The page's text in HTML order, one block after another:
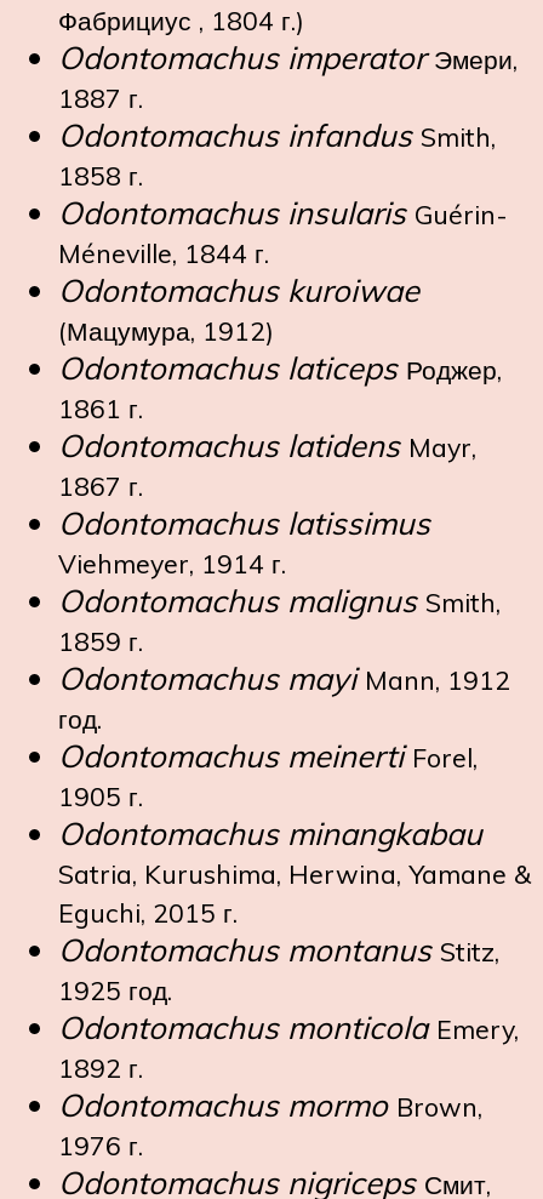
Фабрициус , 1804 г.)
Odontomachus imperatorЭмери,
1887 г.
Odontomachus infandus Smith,
1858 г.
Odontomachus insularis Guérin-
Méneville, 1844 г.
Odontomachus kuroiwae
(Мацумура, 1912)
Odontomachus laticeps Роджер,
1861 г.
Odontomachus latidens Mayr,
1867 г.
Odontomachus latissimus
Viehmeyer, 1914 г.
Odontomachus malignus Smith,
1859 г.
Odontomachus mayi Mann, 1912
год.
Odontomachus meinerti Forel,
1905 г.
Odontomachus minangkabau
Satria, Kurushima, Herwina, Yamane &
Eguchi, 2015 г.
Odontomachus montanus Stitz,
1925 год.
Odontomachus monticola Emery,
1892 г.
Odontomachus mormo Brown,
1976 г.
Odontomachus nigriceps Смит,